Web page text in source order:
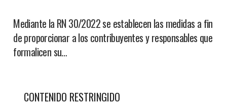
Mediante la RN 30/2022 se establecen las medidas a fin
de proporcionar a los contribuyentes y responsables que
formalicen su…
CONTENIDO RESTRINGIDO